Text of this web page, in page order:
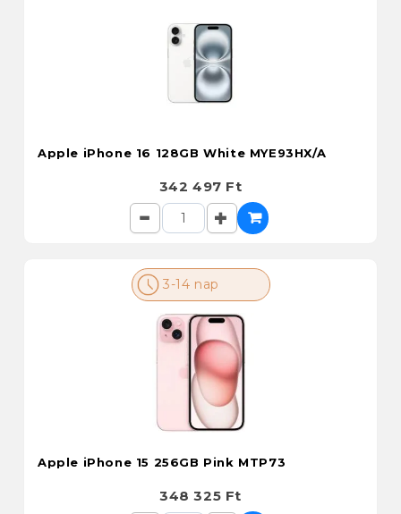
Apple iPhone 16 128GB White MYE93HX/A
342 497 Ft
3-14 nap
Apple iPhone 15 256GB Pink MTP73
348 325 Ft